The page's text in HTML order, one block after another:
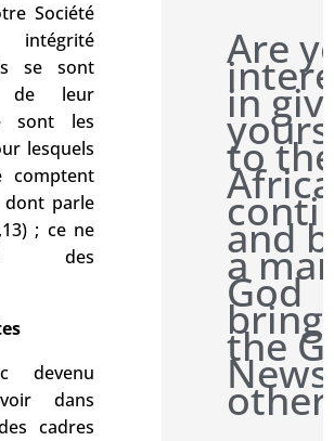
Société
se sont
de leur
sont les
lesquels
comptent
dont parle
; ce ne
des
devenu
dans
cadres
Are
in
to
and
a
God
the